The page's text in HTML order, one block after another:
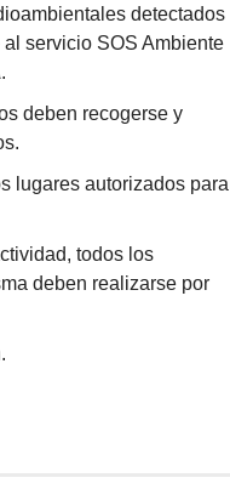
detectados
servicio SOS Ambiente
deben recogerse y
lugares autorizados para
todos los
deben realizarse por